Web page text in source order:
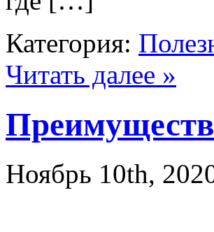
Категория:
Читать далее »
Ноябрь 10th,